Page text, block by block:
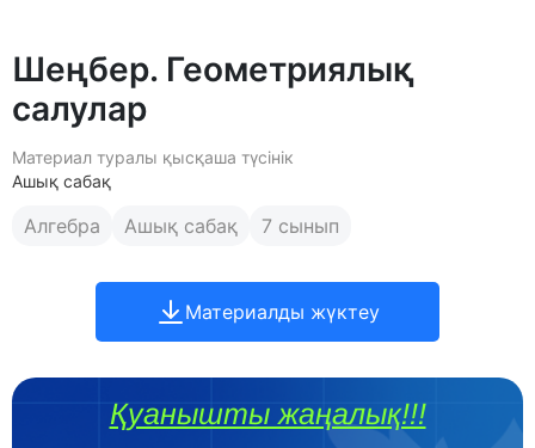
Шеңбер. Геометриялық
салулар
Материал туралы қысқаша түсінік
Ашық сабақ
Алгебра Ашық сабақ 7 сынып
Материалды жүктеу
Қуанышты жаңалық!!!